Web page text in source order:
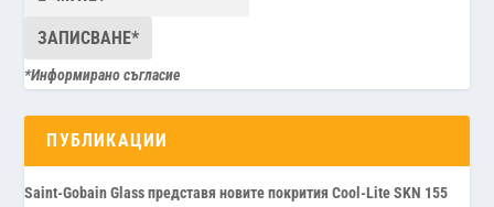
*Информирано съгласие
ПУБЛИКАЦИИ
Saint-Gobain Glass представя новите покрития Cool-Lite SKN 155